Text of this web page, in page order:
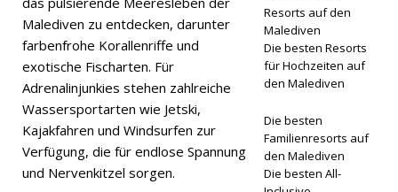
Novembe
r 2025 ]
Flitterwoc
henglück
Malediven zu entdecken, darunter
farbenfrohe Korallenriffe und
exotische Fischarten. Für
Adrenalinjunkies stehen zahlreiche
Wassersportarten wie Jetski,
Kajakfahren und Windsurfen zur
Verfügung, die für endlose Spannung
und Nervenkitzel sorgen.
Resorts auf den
Malediven
Die besten Resorts
für Hochzeiten auf
den Malediven
Die besten
Familienresorts auf
den Malediven
Die besten All-